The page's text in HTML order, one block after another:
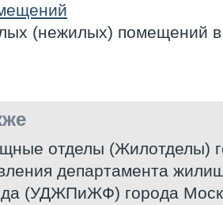
(нежилых) помещений
отделы (Жилотделы)
департамента
(УДЖПиЖФ) города